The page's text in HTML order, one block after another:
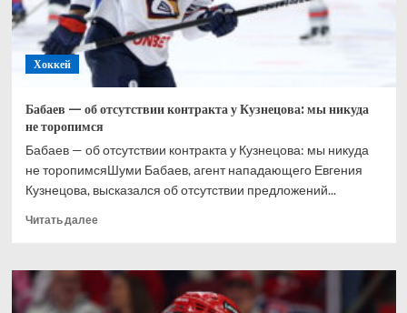
Хоккей
Бабаев — об отсутствии контракта у Кузнецова: мы никуда
не торопимся
Бабаев — об отсутствии контракта у Кузнецова: мы никуда
не торопимсяШуми Бабаев, агент нападающего Евгения
Кузнецова, высказался об отсутствии предложений...
Читать далееПрочитать
Бабаев
об